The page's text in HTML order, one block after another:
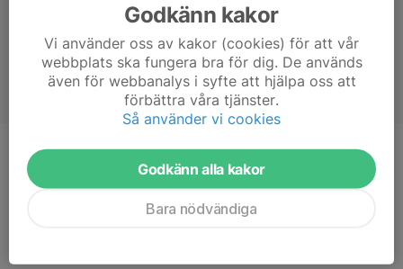
Titel
Lagledare | Kassör
Ålder
45 år
Godkänn kakor
Vi använder oss av kakor (cookies) för att vår
webbplats ska fungera bra för dig. De används
även för webbanalys i syfte att hjälpa oss att
förbättra våra tjänster.
Så använder vi cookies
Godkänn alla kakor
Bara nödvändiga